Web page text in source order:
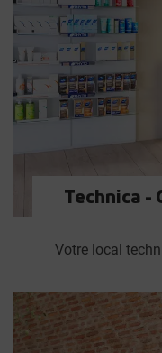
Technica -
Votre local